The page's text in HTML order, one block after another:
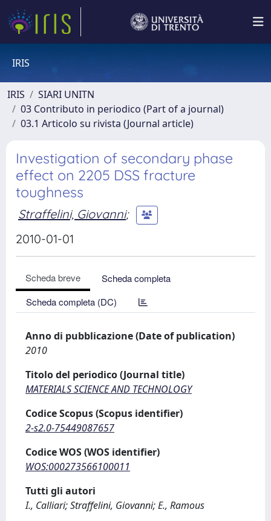
IRIS
IRIS
SIARI UNITN
03 Contributo in periodico (Part of a journal)
03.1 Articolo su rivista (Journal article)
Investigation of secondary phase
effect on 2205 DSS fracture
toughness
Straffelini, Giovanni;
2010-01-01
Scheda breve
Scheda completa
Scheda completa (DC)
Anno di pubblicazione (Date of publication)
2010
Titolo del periodico (Journal title)
MATERIALS SCIENCE AND TECHNOLOGY
Codice Scopus (Scopus identifier)
2-s2.0-75449087657
Codice WOS (WOS identifier)
WOS:000273566100011
Tutti gli autori
I., Calliari; Straffelini, Giovanni; E., Ramous